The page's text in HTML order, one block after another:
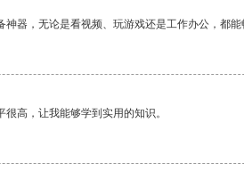
器，无论是看视频、玩游戏还是工作办公，都能
高，让我能够学到实用的知识。